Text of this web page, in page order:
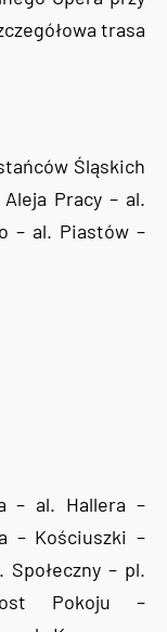
trasa
Śląskich
Pracy – al.
– al. Piastów –
– al. Hallera –
– Kościuszki –
– pl.
Pokoju –